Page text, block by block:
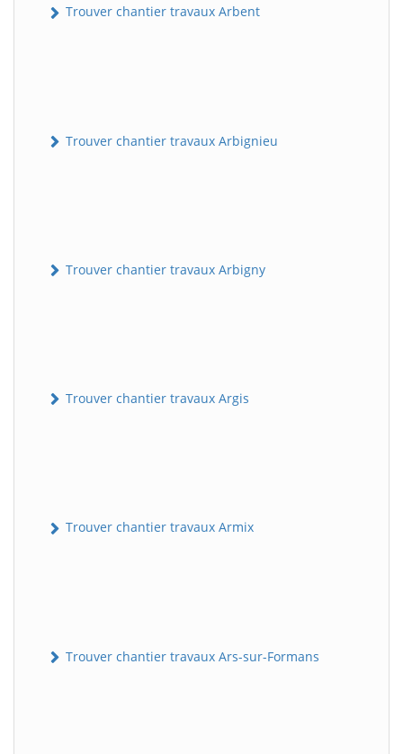
Trouver chantier travaux Arbent
Trouver chantier travaux Arbignieu
Trouver chantier travaux Arbigny
Trouver chantier travaux Argis
Trouver chantier travaux Armix
Trouver chantier travaux Ars-sur-Formans